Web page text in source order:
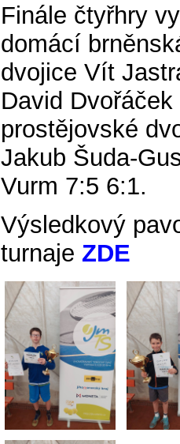
Finále čtyřhry
domácí
dvojice Vít
David Dvořáček
prostějovské
Jakub Šuda-
Vurm 7:5 6:1.
Výsledkový
turnaje ZDE